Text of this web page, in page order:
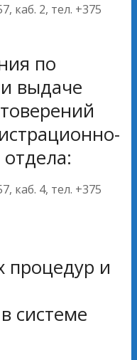
каб. 2, тел. +375
по
выдаче
каб. 4, тел. +375
процедур и
системе